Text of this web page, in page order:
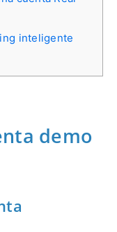
inteligente
demo